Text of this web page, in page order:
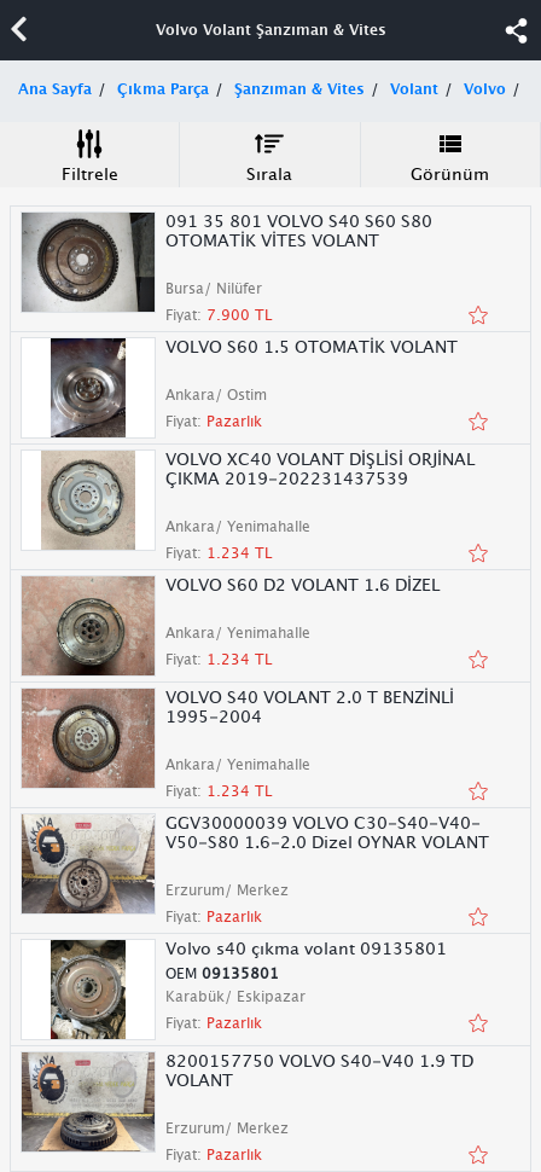
Volvo Volant Şanzıman & Vites
Ana Sayfa Çıkma Parça Şanzıman & Vites Volant Volvo
Filtrele Sırala Görünüm
091 35 801 VOLVO S40 S60 S80
OTOMATİK VİTES VOLANT
Bursa/ Nilüfer
Fiyat: 7.900 TL
VOLVO S60 1.5 OTOMATİK VOLANT
Ankara/ Ostim
Fiyat: Pazarlık
VOLVO XC40 VOLANT DİŞLİSİ ORJİNAL
ÇIKMA 2019-202231437539
Ankara/ Yenimahalle
Fiyat: 1.234 TL
VOLVO S60 D2 VOLANT 1.6 DİZEL
Ankara/ Yenimahalle
Fiyat: 1.234 TL
VOLVO S40 VOLANT 2.0 T BENZİNLİ
1995-2004
Ankara/ Yenimahalle
Fiyat: 1.234 TL
GGV30000039 VOLVO C30-S40-V40-
V50-S80 1.6-2.0 Dizel OYNAR VOLANT
Erzurum/ Merkez
Fiyat: Pazarlık
Volvo s40 çıkma volant 09135801
OEM 09135801
Karabük/ Eskipazar
Fiyat: Pazarlık
8200157750 VOLVO S40-V40 1.9 TD
VOLANT
Erzurum/ Merkez
Fiyat: Pazarlık